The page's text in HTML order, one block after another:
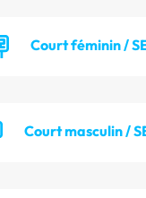
Court féminin /
Court masculin /